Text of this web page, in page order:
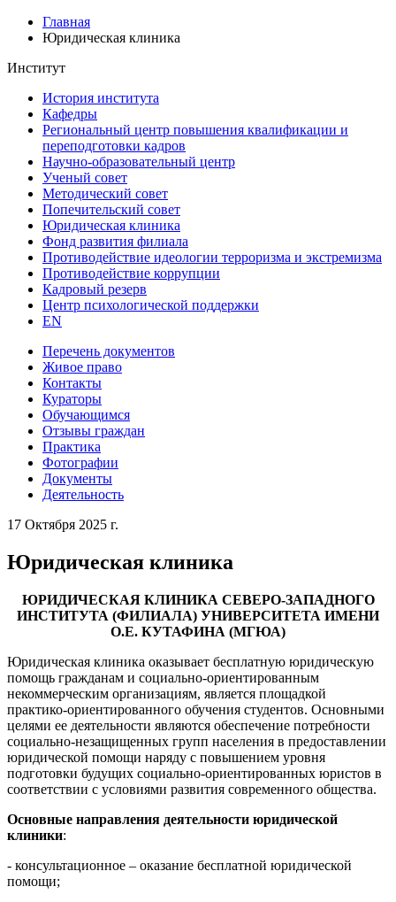
Главная
Юридическая клиника
Институт
История института
Кафедры
Региональный центр повышения квалификации и
переподготовки кадров
Научно-образовательный центр
Ученый совет
Методический совет
Попечительский совет
Юридическая клиника
Фонд развития филиала
Противодействие идеологии терроризма и экстремизма
Противодействие коррупции
Кадровый резерв
Центр психологической поддержки
EN
Перечень документов
Живое право
Контакты
Кураторы
Обучающимся
Отзывы граждан
Практика
Фотографии
Документы
Деятельность
17 Октября 2025 г.
Юридическая клиника
ЮРИДИЧЕСКАЯ КЛИНИКА СЕВЕРО-ЗАПАДНОГО
ИНСТИТУТА (ФИЛИАЛА) УНИВЕРСИТЕТА ИМЕНИ
О.Е. КУТАФИНА (МГЮА)
Юридическая клиника оказывает бесплатную юридическую
помощь гражданам и социально-ориентированным
некоммерческим организациям, является площадкой
практико-ориентированного обучения студентов. Основными
целями ее деятельности являются обеспечение потребности
социально-незащищенных групп населения в предоставлении
юридической помощи наряду с повышением уровня
подготовки будущих социально-ориентированных юристов в
соответствии с условиями развития современного общества.
Основные направления деятельности юридической
клиники:
- консультационное – оказание бесплатной юридической
помощи;